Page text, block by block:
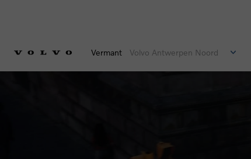
Vermant Volvo Antwerpen Noord